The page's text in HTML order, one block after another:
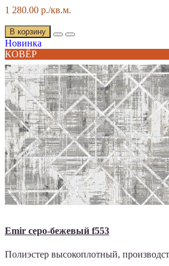
1 280.00 р./кв.м.
В корзину
Новинка
КОВЁР
Emir серо-бежевый f553
Полиэстер высокоплотный,